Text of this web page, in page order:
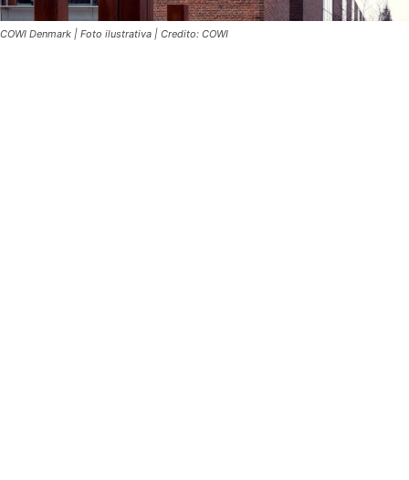
COWI Denmark | Foto ilustrativa | Credito: COWI